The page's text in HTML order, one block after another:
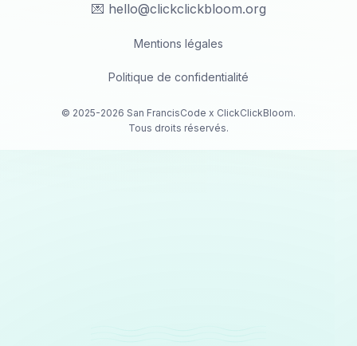
💌 hello@clickclickbloom.org
Mentions légales
Politique de confidentialité
© 2025-2026 San FrancisCode x ClickClickBloom.
Tous droits réservés.